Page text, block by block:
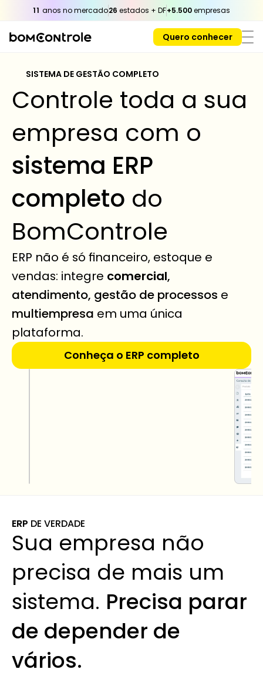
11 anos no mercado26 estados + DF+5.500 empresas
Quero conhecer
SISTEMA DE GESTÃO COMPLETO
Controle toda a sua
sistema ERP
completo do
BomControle
ERP não é só financeiro, estoque e
vendas: integre comercial,
atendimento, gestão de processos
multiempresa em uma única
plataforma.
Conheça o ERP completo
ERP DE VERDADE
Sua empresa não
precisa de mais um
sistema. Precisa parar
de depender de
vários.